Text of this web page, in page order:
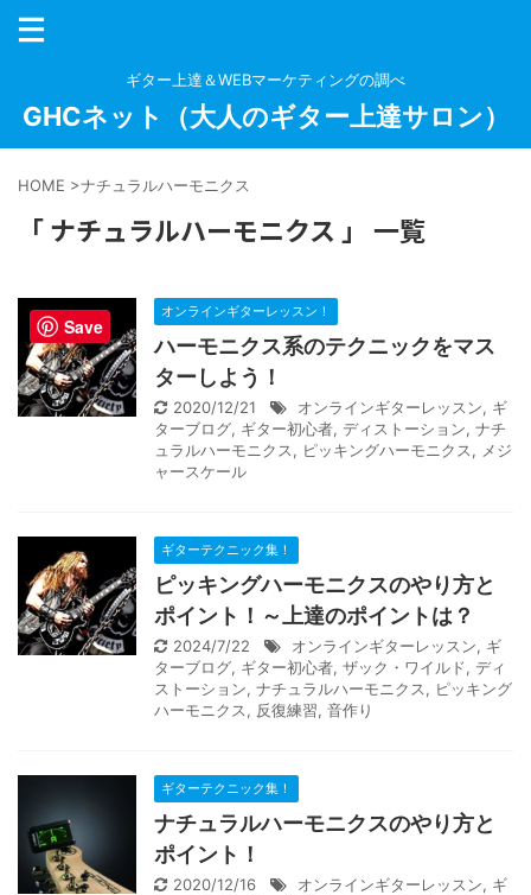
ギター上達＆WEBマーケティングの調べ
GHCネット（大人のギター上達サロン）
HOME >ナチュラルハーモニクス
「 ナチュラルハーモニクス 」 一覧
オンラインギターレッスン！
ハーモニクス系のテクニックをマス
ターしよう！
2020/12/21 オンラインギターレッスン, ギ
ターブログ, ギター初心者, ディストーション, ナチ
ュラルハーモニクス, ピッキングハーモニクス, メジ
ャースケール
ギターテクニック集！
ピッキングハーモニクスのやり方と
ポイント！～上達のポイントは？
2024/7/22 オンラインギターレッスン, ギ
ターブログ, ギター初心者, ザック・ワイルド, ディ
ストーション, ナチュラルハーモニクス, ピッキング
ハーモニクス, 反復練習, 音作り
ギターテクニック集！
ナチュラルハーモニクスのやり方と
ポイント！
2020/12/16 オンラインギターレッスン, ギ
Save